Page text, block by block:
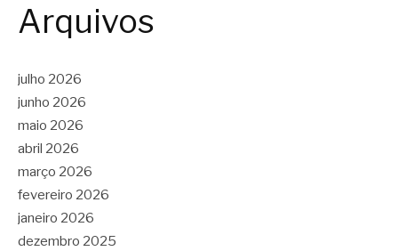
Arquivos
julho 2026
junho 2026
maio 2026
abril 2026
março 2026
fevereiro 2026
janeiro 2026
dezembro 2025